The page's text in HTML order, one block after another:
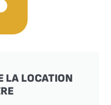
LA LOCATION